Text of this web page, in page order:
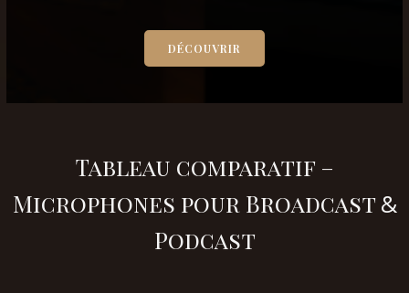
DÉCOUVRIR
Tableau comparatif –
Microphones pour Broadcast&
Podcast